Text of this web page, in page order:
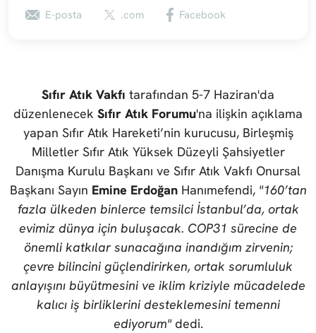
E-posta .com Facebook
Sıfır Atık Vakfı tarafından 5-7 Haziran'da
düzenlenecek Sıfır Atık Forumu'na ilişkin açıklama
yapan Sıfır Atık Hareketi’nin kurucusu, Birleşmiş
Milletler Sıfır Atık Yüksek Düzeyli Şahsiyetler
Danışma Kurulu Başkanı ve Sıfır Atık Vakfı Onursal
Başkanı Sayın Emine ErdoğanHanımefendi, "160’tan
fazla ülkeden binlerce temsilci İstanbul’da, ortak
evimiz dünya için buluşacak. COP31 sürecine de
önemli katkılar sunacağına inandığım zirvenin;
çevre bilincini güçlendirirken, ortak sorumluluk
anlayışını büyütmesini ve iklim kriziyle mücadelede
kalıcı iş birliklerini desteklemesini temenni
ediyorum"dedi.